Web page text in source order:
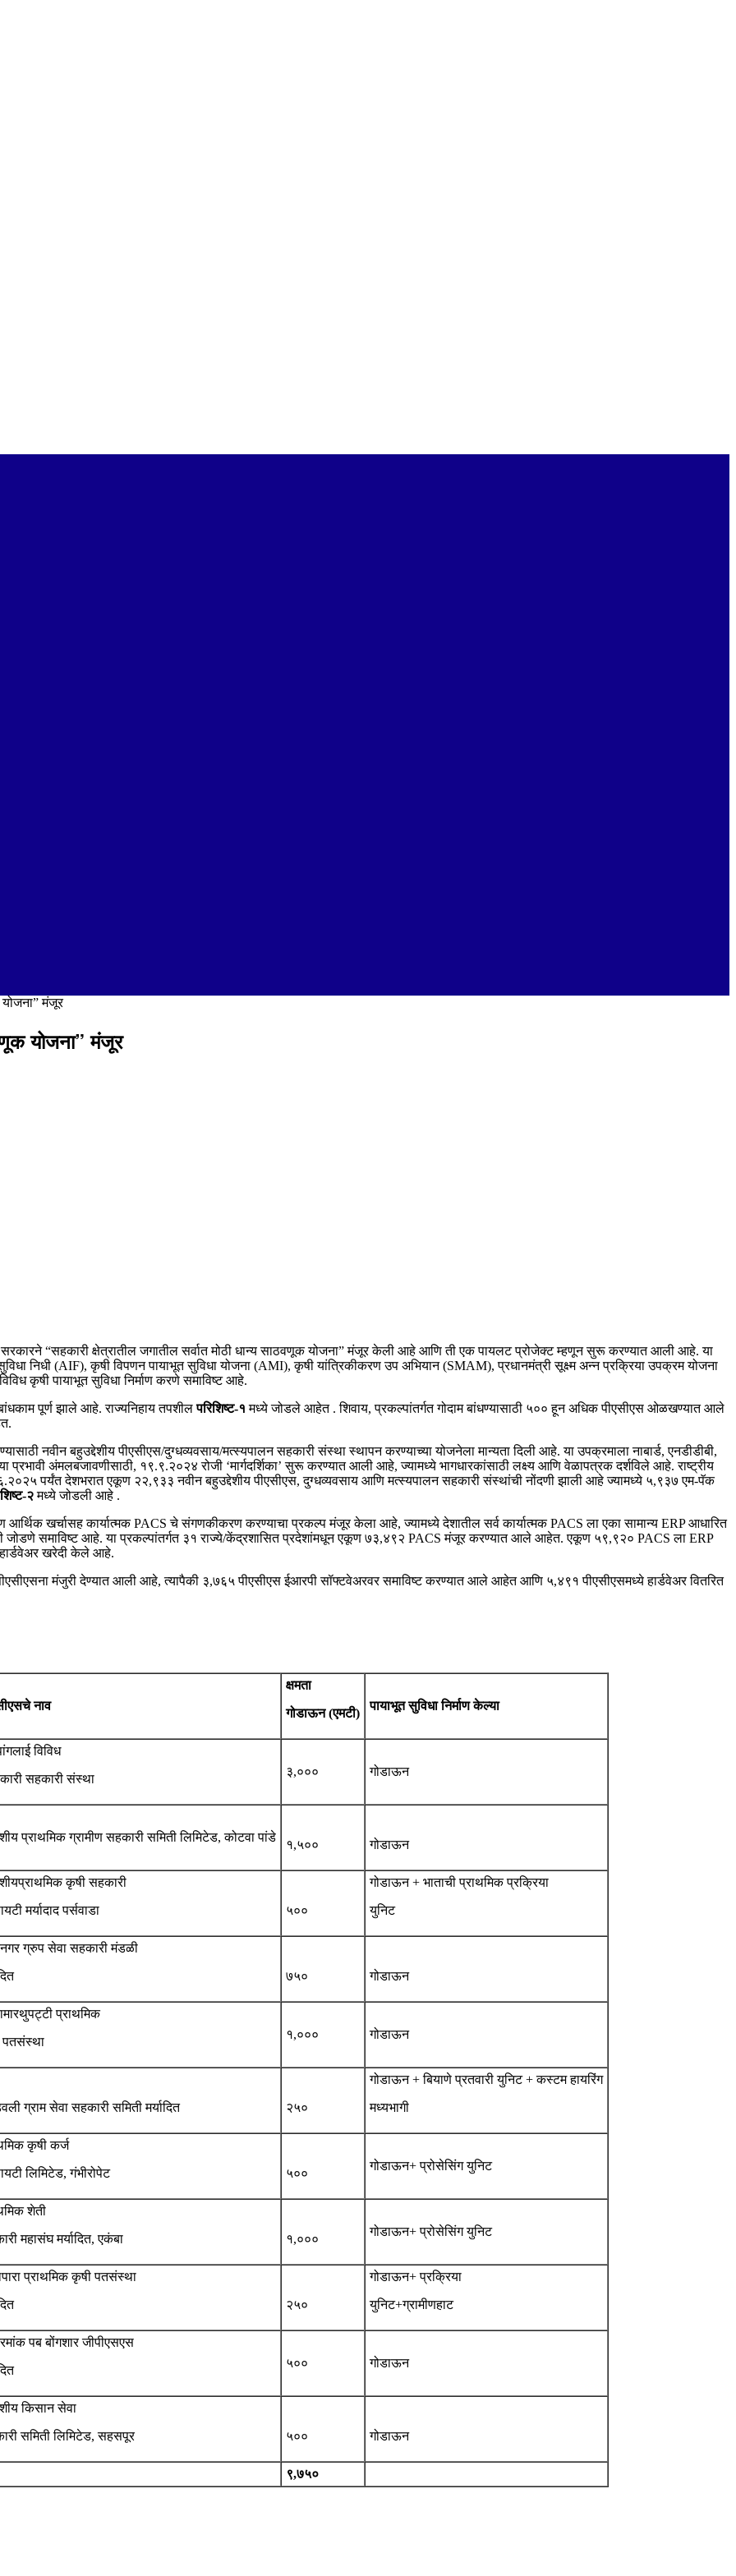
योजना” मंजूर
योजना” मंजूर
“सहकारी क्षेत्रातील जगातील सर्वात मोठी धान्य साठवणूक योजना” मंजूर केली आहे आणि ती एक पायलट प्रोजेक्ट म्हणून सुरू करण्यात आली आहे. या
निधी (AIF), कृषी विपणन पायाभूत सुविधा योजना (AMI), कृषी यांत्रिकीकरण उप अभियान (SMAM), प्रधानमंत्री सूक्ष्म अन्न प्रक्रिया उपक्रम योजना
कृषी पायाभूत सुविधा निर्माण करणे समाविष्ट आहे.
पूर्ण झाले आहे. राज्यनिहाय तपशीलपरिशिष्ट-१ मध्ये जोडले आहेत . शिवाय, प्रकल्पांतर्गत गोदाम बांधण्यासाठी ५०० हून अधिक पीएसीएस ओळखण्यात आले
नवीन बहुउद्देशीय पीएसीएस/दुग्धव्यवसाय/मत्स्यपालन सहकारी संस्था स्थापन करण्याच्या योजनेला मान्यता दिली आहे. या उपक्रमाला नाबार्ड, एनडीडीबी,
अंमलबजावणीसाठी, १९.९.२०२४ रोजी ‘मार्गदर्शिका’ सुरू करण्यात आली आहे, ज्यामध्ये भागधारकांसाठी लक्ष्य आणि वेळापत्रक दर्शविले आहे. राष्ट्रीय
पर्यंत देशभरात एकूण २२,९३३ नवीन बहुउद्देशीय पीएसीएस, दुग्धव्यवसाय आणि मत्स्यपालन सहकारी संस्थांची नोंदणी झाली आहे ज्यामध्ये ५,९३७ एम-पॅक
२मध्ये जोडली आहे .
खर्चासह कार्यात्मक PACS चे संगणकीकरण करण्याचा प्रकल्प मंजूर केला आहे, ज्यामध्ये देशातील सर्व कार्यात्मक PACS ला एका सामान्य ERP आधारित
जोडणे समाविष्ट आहे. या प्रकल्पांतर्गत ३१ राज्ये/केंद्रशासित प्रदेशांमधून एकूण ७३,४९२ PACS मंजूर करण्यात आले आहेत. एकूण ५९,९२० PACS ला ERP
खरेदी केले आहे.
मंजुरी देण्यात आली आहे, त्यापैकी ३,७६५ पीएसीएस ईआरपी सॉफ्टवेअरवर समाविष्ट करण्यात आले आहेत आणि ५,४९१ पीएसीएसमध्ये हार्डवेअर वितरित
नाव
क्षमता
गोडाऊन (एमटी)
पायाभूत सुविधा निर्माण केल्या
विविध
सहकारी संस्था
३,००० गोडाऊन
प्राथमिक ग्रामीण सहकारी समिती लिमिटेड, कोटवा पांडे
१,५०० गोडाऊन
कृषी सहकारी
मर्यादाद पर्सवाडा
५००
गोडाऊन + भाताची प्राथमिक प्रक्रिया
युनिट
ग्रुप सेवा सहकारी मंडळी
७५० गोडाऊन
प्राथमिक
पतसंस्था
१,००० गोडाऊन
ग्राम सेवा सहकारी समिती मर्यादित २५०
गोडाऊन + बियाणे प्रतवारी युनिट + कस्टम हायरिंग
मध्यभागी
कृषी कर्ज
लिमिटेड, गंभीरोपेट
५००
गोडाऊन+ प्रोसेसिंग युनिट
शेती
महासंघ मर्यादित, एकंबा
१,०००
गोडाऊन+ प्रोसेसिंग युनिट
प्राथमिक कृषी पतसंस्था
२५०
गोडाऊन+ प्रक्रिया
युनिट+ग्रामीणहाट
पब बोंगशार जीपीएसएस
५०० गोडाऊन
किसान सेवा
समिती लिमिटेड, सहसपूर
५०० गोडाऊन
९,७५०